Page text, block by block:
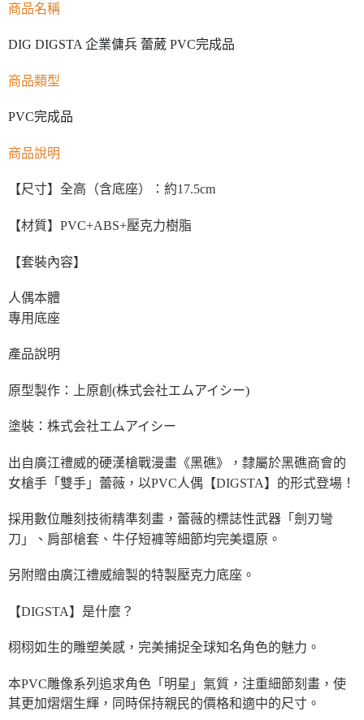
商品名稱
DIG DIGSTA 企業傭兵 蕾葳 PVC完成品
商品類型
PVC完成品
商品說明
【尺寸】全高（含底座）：約17.5cm
【材質】PVC+ABS+壓克力樹脂
【套裝內容】
人偶本體
專用底座
產品說明
原型製作：上原創(株式会社エムアイシー)
塗裝：株式会社エムアイシー
出自廣江禮威的硬漢槍戰漫畫《黑礁》，隸屬於黑礁商會的
女槍手「雙手」蕾薇，以PVC人偶【DIGSTA】的形式登場！
採用數位雕刻技術精準刻畫，蕾薇的標誌性武器「劍刃彎
刀」、肩部槍套、牛仔短褲等細節均完美還原。
另附贈由廣江禮威繪製的特製壓克力底座。
【DIGSTA】是什麼？
栩栩如生的雕塑美感，完美捕捉全球知名角色的魅力。
本PVC雕像系列追求角色「明星」氣質，注重細節刻畫，使
其更加熠熠生輝，同時保持親民的價格和適中的尺寸。